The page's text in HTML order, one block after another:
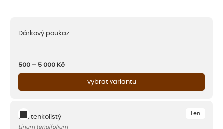
Dárkový poukaz
500 – 5 000 Kč
vybrat variantu
Len
Len tenkolistý
Linum tenuifolium